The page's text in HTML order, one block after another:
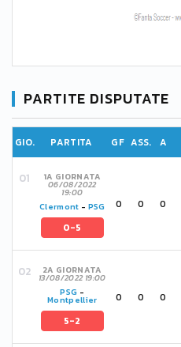
PARTITE DISPUTATE
GIO. PARTITA GF ASS. A
1A GIORNATA
06/08/2022
19:00
Clermont - PSG
0-5
0 0 0
2A GIORNATA
13/08/2022 19:00
PSG -
Montpellier
5-2
0 0 0